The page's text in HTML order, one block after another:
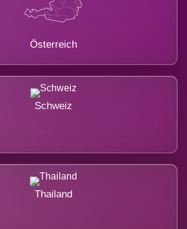
Österreich
Schweiz
Thailand